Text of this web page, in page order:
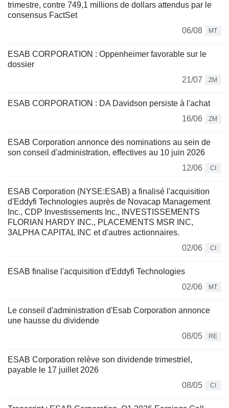
trimestre, contre 749,1 millions de dollars attendus par le
consensus FactSet
06/08
MT
ESAB CORPORATION : Oppenheimer favorable sur le
dossier
21/07
ZM
ESAB CORPORATION : DA Davidson persiste à l'achat
16/06
ZM
ESAB Corporation annonce des nominations au sein de
son conseil d'administration, effectives au 10 juin 2026
12/06
CI
ESAB Corporation (NYSE:ESAB) a finalisé l'acquisition
d'Eddyfi Technologies auprès de Novacap Management
Inc., CDP Investissements Inc., INVESTISSEMENTS
FLORIAN HARDY INC., PLACEMENTS MSR INC,
3ALPHA CAPITAL INC et d'autres actionnaires.
02/06
CI
ESAB finalise l'acquisition d'Eddyfi Technologies
02/06
MT
Le conseil d'administration d'Esab Corporation annonce
une hausse du dividende
08/05
RE
ESAB Corporation relève son dividende trimestriel,
payable le 17 juillet 2026
08/05
CI